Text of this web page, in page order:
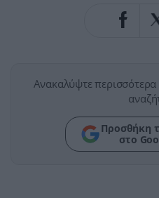
Ανακαλύψτε
Προσθήκη
στο